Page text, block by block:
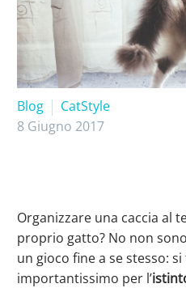
Blog
CatStyle
8 Giugno 2017
Organizzare una caccia al
proprio gatto? No non
un gioco fine a se stesso:
importantissimo per l’